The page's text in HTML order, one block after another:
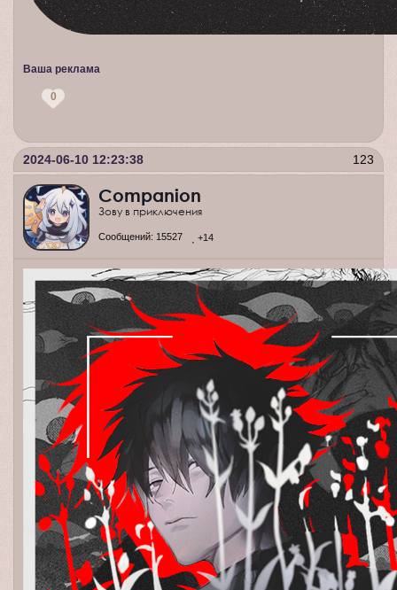
Ваша реклама
0
123
2024-06-10 12:23:38
Companion
Зову в приключения
Сообщений: 15527 +14